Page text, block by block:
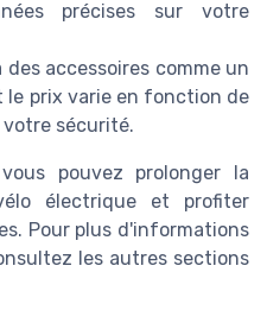
précises sur votre
des accessoires comme un
le prix varie en fonction de
votre sécurité.
pouvez prolonger la
électrique et profiter
Pour plus d'informations
les autres sections